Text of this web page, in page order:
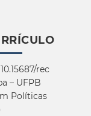
rec
– UFPB
Políticas